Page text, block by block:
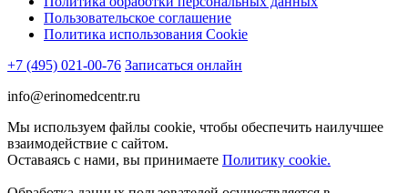
Пользовательское соглашение
Политика использования Cookie
+7 (495) 021-00-76 Записаться онлайн
info@erinomedcentr.ru
Мы используем файлы cookie, чтобы обеспечить наилучшее
взаимодействие с сайтом.
Оставаясь с нами, вы принимаете Политику cookie.